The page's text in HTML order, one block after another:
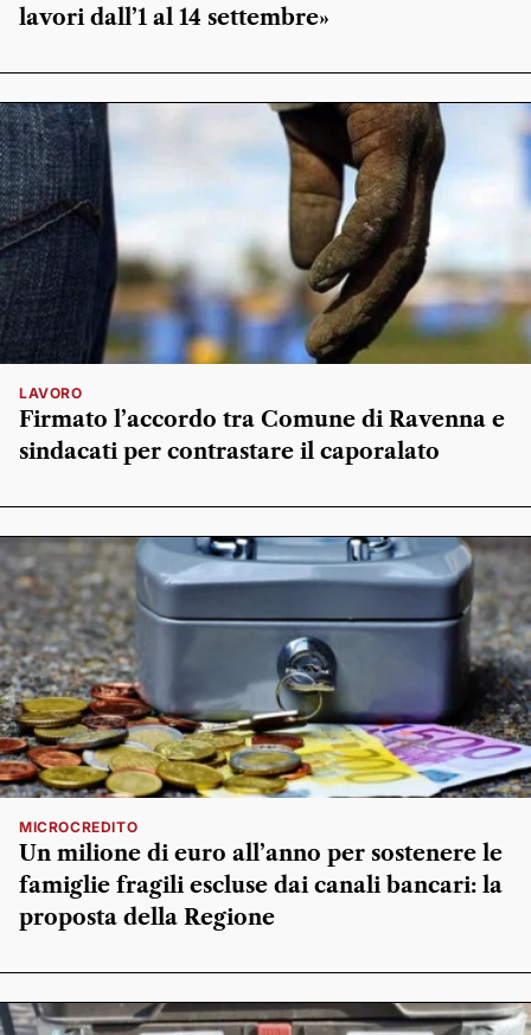
lavori dall’1 al 14 settembre»
LAVORO
Firmato l’accordo tra Comune di Ravenna e
sindacati per contrastare il caporalato
MICROCREDITO
Un milione di euro all’anno per sostenere le
famiglie fragili escluse dai canali bancari: la
proposta della Regione